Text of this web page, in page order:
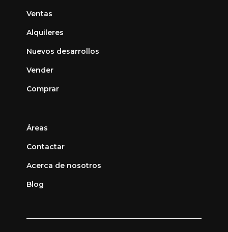
Ventas
Alquileres
Nuevos desarrollos
Vender
Comprar
Áreas
Contactar
Acerca de nosotros
Blog